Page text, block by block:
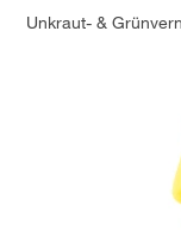
Produkte
Unkraut- &